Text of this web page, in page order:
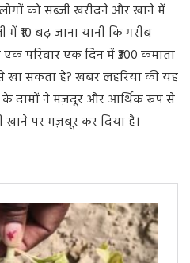
को सब्जी खरीदने और खाने में
₹10 बढ़ जाना यानी कि गरीब
परिवार एक दिन में ₹300 कमाता
खा सकता है? खबर लहरिया की यह
के दामों ने मज़दूर और आर्थिक रूप से
खाने पर मज़बूर कर दिया है।